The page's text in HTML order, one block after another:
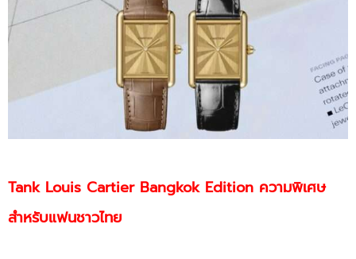
Tank Louis Cartier Bangkok Edition ความพิเศษ
สำหรับแฟนชาวไทย